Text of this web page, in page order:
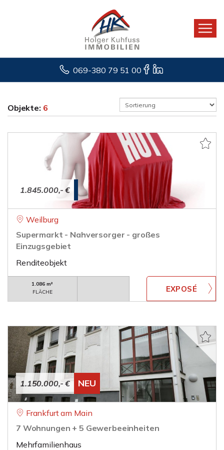
069-380 79 51 00
Objekte: 6
1.845.000,- €
Weilburg
Supermarkt - Nahversorger - großes
Einzugsgebiet
Renditeobjekt
1.086 m²
FLÄCHE
1.150.000,- € NEU
Frankfurt am Main
7 Wohnungen + 5 Gewerbeeinheiten
Mehrfamilienhaus